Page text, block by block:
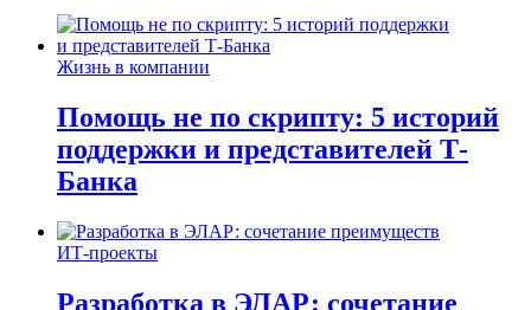
Жизнь в компании
Помощь не по скрипту: 5 историй
поддержки и представителей Т-
Банка
ИТ-проекты
Разработка в ЭЛАР: сочетание